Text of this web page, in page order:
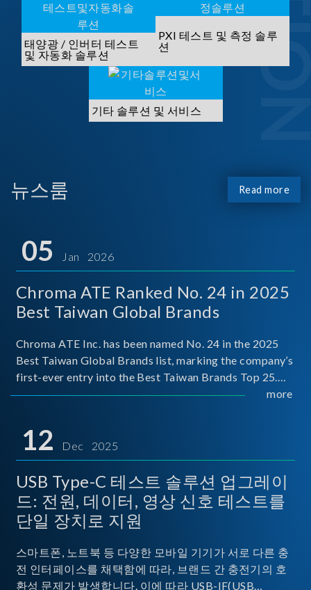
태양광 / 인버터 테스트
및 자동화 솔루션
PXI 테스트 및 측정 솔루
션
기타 솔루션 및 서비스
뉴스룸 Read more
05 Jan 2026
Chroma ATE Ranked No. 24 in 2025
Best Taiwan Global Brands
Chroma ATE Inc. has been named No. 24 in the 2025
Best Taiwan Global Brands list, marking the company’s
first-ever entry into the Best Taiwan Brands Top 25.
This recognition represents a significant milestone for
more
12 Dec 2025
USB Type-C 테스트 솔루션 업그레이
드: 전원, 데이터, 영상 신호 테스트를
단일 장치로 지원
스마트폰, 노트북 등 다양한 모바일 기기가 서로 다른 충
전 인터페이스를 채택함에 따라, 브랜드 간 충전기의 호
환성 문제가 발생합니다. 이에 따라 USB-IF(USB